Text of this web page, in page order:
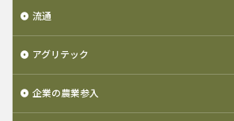
流通
アグリテック
企業の農業参入